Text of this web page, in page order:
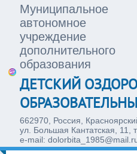
Муниципальное
автономное
учреждение
дополнительного
образования
ДЕТСКИЙ
662970, Россия,
ул. Большая Кантатская, 11,
e-mail: